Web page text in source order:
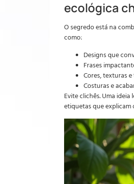
ecológica
O segredo está na
como:
Designs que
Frases
Cores, texturas
Costuras e
Evite clichês. Uma
etiquetas que explicam